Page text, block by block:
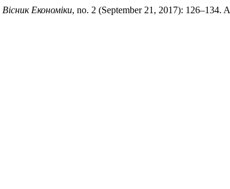
Вісник Економіки, no. 2 (September 21, 2017): 126–134.